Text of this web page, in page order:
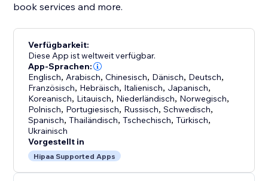
book services and more.
Verfügbarkeit:
Diese App ist weltweit verfügbar.
App-Sprachen:
Englisch, Arabisch,Chinesisch, Dänisch, Deutsch,
Französisch, Hebräisch, Italienisch, Japanisch,
Koreanisch, Litauisch, Niederländisch, Norwegisch,
Polnisch, Portugiesisch, Russisch,Schwedisch,
Spanisch,Thailändisch,Tschechisch,Türkisch,
Ukrainisch
Vorgestellt in
Hipaa Supported Apps